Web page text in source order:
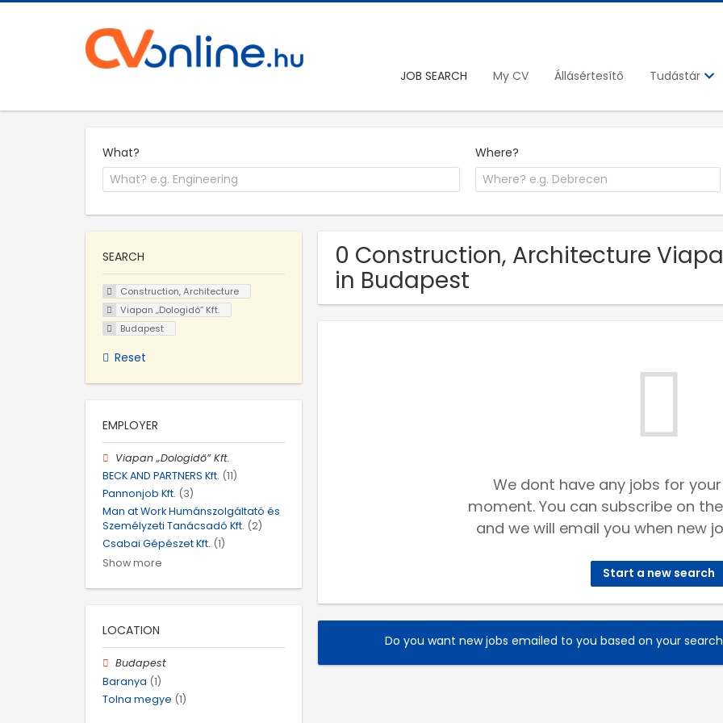
JOB SEARCH My CV Állásértesítő Tudástár
What? Where?
0 Construction, Architecture
in Budapest
We dont have any jobs for
moment. You can subscribe on
and we will email you when new
Start a new search
Do you want new jobs emailed to you based on your
SEARCH
Construction, Architecture
Viapan „Dologidő” Kft.
Budapest
Reset
EMPLOYER
Viapan „Dologidő” Kft.
BECK AND PARTNERS Kft. (11)
Pannonjob Kft. (3)
Man at Work Humánszolgáltató és
Személyzeti Tanácsadó Kft. (2)
Csabai Gépészet Kft. (1)
Show more
LOCATION
Budapest
Baranya (1)
Tolna megye (1)